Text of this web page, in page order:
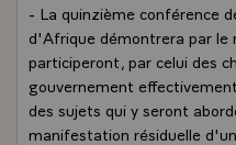
- La quinzième conférence
d'Afrique démontrera par le
participeront, par celui des
gouvernement
des sujets qui y seront
manifestation résiduelle